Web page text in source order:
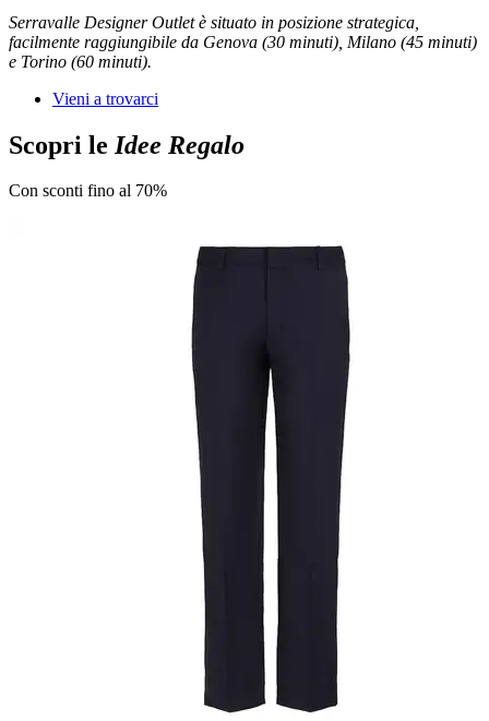
Serravalle Designer Outlet è situato in posizione strategica,
facilmente raggiungibile da Genova (30 minuti), Milano (45 minuti)
e Torino (60 minuti).
Vieni a trovarci
Scopri le Idee Regalo
Con sconti fino al 70%